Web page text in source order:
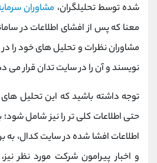
شده توسط تحلیلگران، مشاوران
معنا که پس از افشای اطلاعات در
مشاوران نظرات و تحلیل های خود را
نویسند و آن را در سایت تدان قرار می
توجه داشته باشید که این تحلیل
حتی اطلاعات کلی تر را نیز شامل
اطلاعات افشا شده در سایت کدال، به
و اخبار پیرامون شرکت مورد نظر